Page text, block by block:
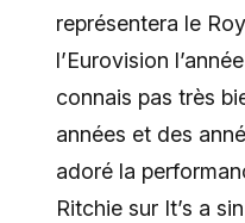
représentera le
l’Eurovision
connais pas très
années et des
adoré la
Ritchie sur It’s a